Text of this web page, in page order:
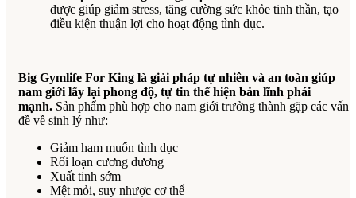
dược giúp giảm stress, tăng cường sức khỏe tinh thần, tạo
điều kiện thuận lợi cho hoạt động tình dục.
Big Gymlife For King là giải pháp tự nhiên và an toàn giúp
nam giới lấy lại phong độ, tự tin thể hiện bản lĩnh phái
mạnh. Sản phẩm phù hợp cho nam giới trưởng thành gặp các vấn
đề về sinh lý như:
Giảm ham muốn tình dục
Rối loạn cương dương
Xuất tinh sớm
Mệt mỏi, suy nhược cơ thể